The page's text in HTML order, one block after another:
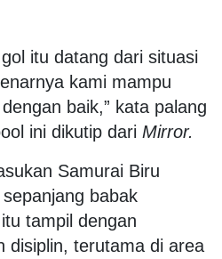
itu datang dari situasi
kami mampu
baik,” kata palang
ini dikutip dari Mirror.
Samurai Biru
babak
tampil dengan
disiplin, terutama di area